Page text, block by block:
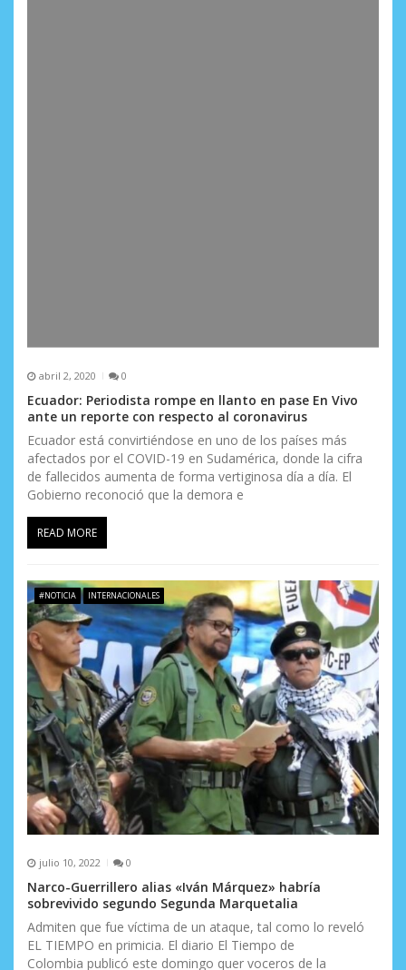
abril 2, 2020 0
Ecuador: Periodista rompe en llanto en pase En Vivo
ante un reporte con respecto al coronavirus
Ecuador está convirtiéndose en uno de los países más
afectados por el COVID-19 en Sudamérica, donde la cifra
de fallecidos aumenta de forma vertiginosa día a día. El
Gobierno reconoció que la demora e
READ MORE
#NOTICIA INTERNACIONALES
julio 10, 2022 0
Narco-Guerrillero alias «Iván Márquez» habría
sobrevivido segundo Segunda Marquetalia
Admiten que fue víctima de un ataque, tal como lo reveló
EL TIEMPO en primicia. El diario El Tiempo de
Colombia publicó este domingo quer voceros de la